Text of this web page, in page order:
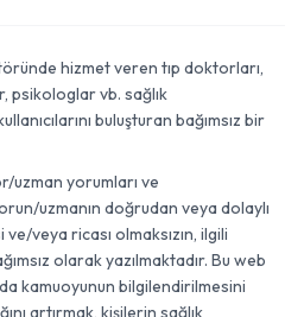
hizmet veren tıp doktorları,
psikologlar vb. sağlık
buluşturan bağımsız bir
uzman yorumları ve
uzmanın doğrudan veya dolaylı
veya ricası olmaksızın, ilgili
olarak yazılmaktadır. Bu web
kamuoyunun bilgilendirilmesini
artırmak, kişilerin sağlık